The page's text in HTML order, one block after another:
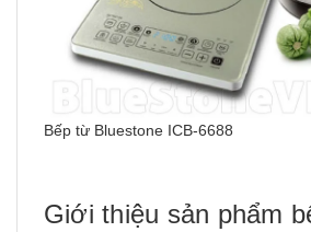
Bếp từ Bluestone ICB-6688
Giới thiệu sản phẩm